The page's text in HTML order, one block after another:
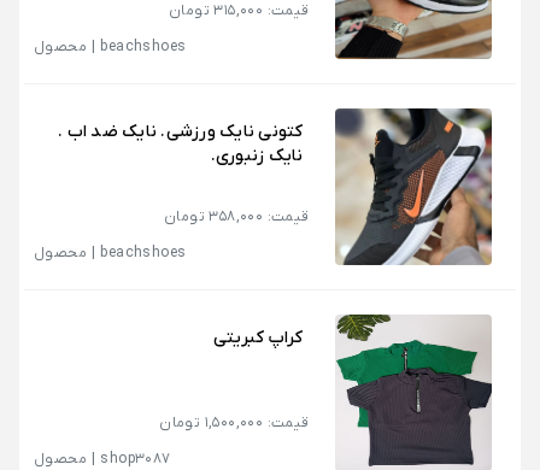
قیمت: 315,000 تومان
beachshoes
محصول
کتونی نایک ورزشی. نایک ضد اب .
نایک زنبوری.
قیمت: 358,000 تومان
beachshoes
محصول
کراپ کبریتی
قیمت: 1,500,000 تومان
shop3087
محصول